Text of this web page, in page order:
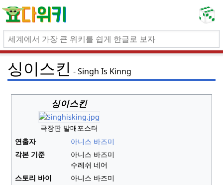
싱이스킨 Singh Is Kinng
싱이스킨
극장판 발매포스터
연출자
아니스 바즈미
각본 기준
아니스 바즈미
수레쉬 네어
스토리 바이
아니스 바즈미